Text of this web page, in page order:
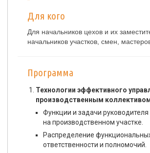
Для кого
Для начальников цехов и их
начальников участков, смен,
Программа
Технологии эффективного
производственным
Функции и задачи руководителя
на производственном участке.
Распределение
ответственности и полномочий.